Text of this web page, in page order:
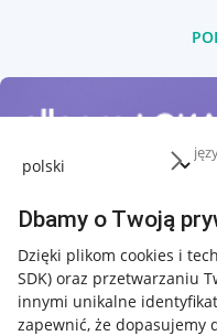
Dbamy o Twoją
Dzięki plikom cookies i
SDK) oraz przetwarzaniu
innymi unikalne
zapewnić, że dopasujemy